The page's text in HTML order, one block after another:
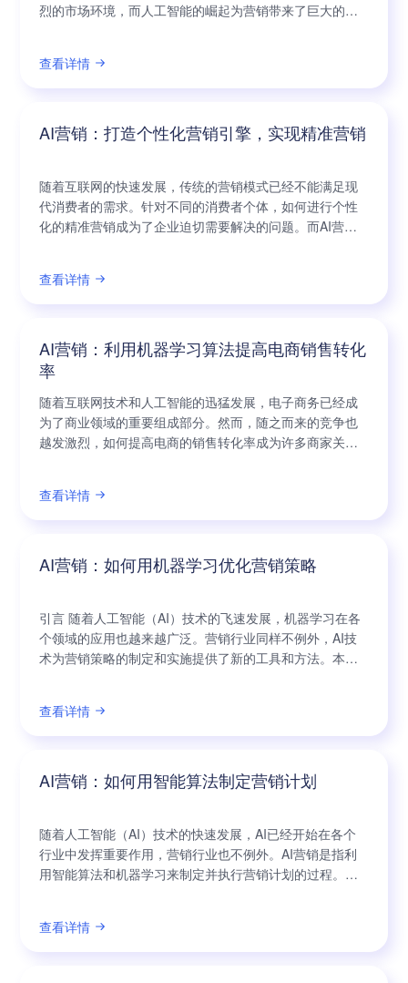
烈的市场环境，而人工智能的崛起为营销带来了巨大的机
的营销方案，从而提升市场竞争力。 在传统的广告投放模
式中，企业往往采取一刀切的方式，将广告投放在大众媒
查看详情
AI营销：打造个性化营销引擎，实现精准营销
随着互联网的快速发展，传统的营销模式已经不能满足现
代消费者的需求。针对不同的消费者个体，如何进行个性
化的精准营销成为了企业迫切需要解决的问题。而AI营销
和机器学习算法来实现个性化的精准营销。通过对消费者
行为、兴趣和偏好进行数据分析，AI营销可以给企业提供
查看详情
AI营销：利用机器学习算法提高电商销售转化
率
随着互联网技术和人工智能的迅猛发展，电子商务已经成
为了商业领域的重要组成部分。然而，随之而来的竞争也
越发激烈，如何提高电商的销售转化率成为许多商家关注
长，赢得市场竞争优势。 一、什么是AI营销？ AI营销，即
基于人工智能技术的营销方式，通过深度学习和算法分
查看详情
AI营销：如何用机器学习优化营销策略
引言 随着人工智能（AI）技术的飞速发展，机器学习在各
个领域的应用也越来越广泛。营销行业同样不例外，AI技
术为营销策略的制定和实施提供了新的工具和方法。本文
的应用 市场调研是制定营销策略的重要环节。通过机器学
习可以分析大量客户数据，快速识别并分析市场趋势和消
查看详情
AI营销：如何用智能算法制定营销计划
随着人工智能（AI）技术的快速发展，AI已经开始在各个
行业中发挥重要作用，营销行业也不例外。AI营销是指利
用智能算法和机器学习来制定并执行营销计划的过程。通
在AI营销中，智能算法可以利用大数据分析和自动化技
术，从消费者大数据中挖掘有用的信息，预测市场趋势，
查看详情